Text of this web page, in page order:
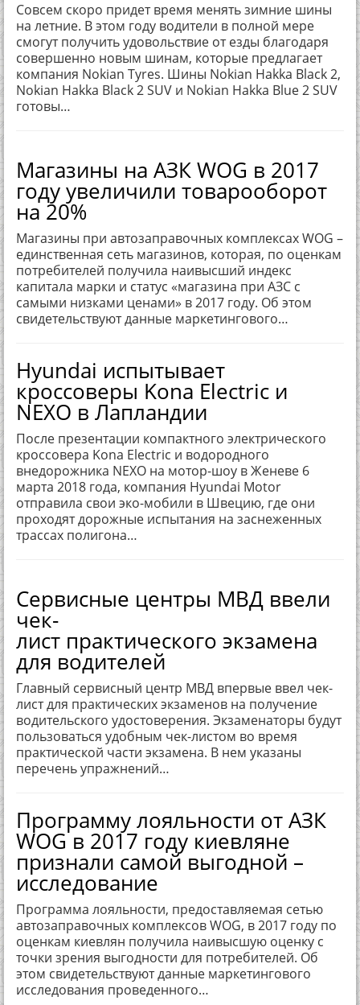
Совсем скоро придет время менять зимние шины
на летние. В этом году водители в полной мере
смогут получить удовольствие от езды благодаря
совершенно новым шинам, которые предлагает
компания Nokian Tyres. Шины Nokian Hakka Black 2,
Nokian Hakka Black 2 SUV и Nokian Hakka Blue 2 SUV
готовы…
Магазины на АЗК WOG в 2017
году увеличили товарооборот
на 20%
Магазины при автозаправочных комплексах WOG –
единственная сеть магазинов, которая, по оценкам
потребителей получила наивысший индекс
капитала марки и статус «магазина при АЗС с
самыми низками ценами» в 2017 году. Об этом
свидетельствуют данные маркетингового…
Hyundai испытывает
кроссоверы Kona Electric и
NEXO в Лапландии
После презентации компактного электрического
кроссовера Kona Electric и водородного
внедорожника NEXO на мотор-шоу в Женеве 6
марта 2018 года, компания Hyundai Motor
отправила свои эко-мобили в Швецию, где они
проходят дорожные испытания на заснеженных
трассах полигона…
Сервисные центры МВД ввели
чек-
лист практического экзамена
для водителей
Главный сервисный центр МВД впервые ввел чек-
лист для практических экзаменов на получение
водительского удостоверения. Экзаменаторы будут
пользоваться удобным чек-листом во время
практической части экзамена. В нем указаны
перечень упражнений…
Программу лояльности от АЗК
WOG в 2017 году киевляне
признали самой выгодной –
исследование
Программа лояльности, предоставляемая сетью
автозаправочных комплексов WOG, в 2017 году по
оценкам киевлян получила наивысшую оценку с
точки зрения выгодности для потребителей. Об
этом свидетельствуют данные маркетингового
исследования проведенного…